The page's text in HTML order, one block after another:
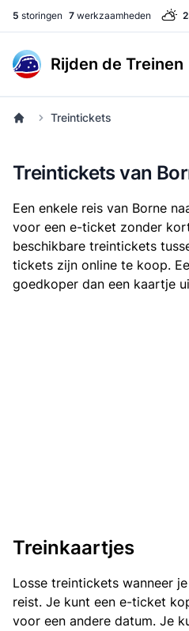
5 storingen 7 werkzaamheden
Rijden de Treinen
Treintickets
Treintickets van
Een enkele reis van Borne
voor een e-ticket zonder
beschikbare treintickets
tickets zijn online te koop.
goedkoper dan een kaartje
Treinkaartjes
Losse treintickets wanneer
reist. Je kunt een e-ticket
voor een andere datum. Je